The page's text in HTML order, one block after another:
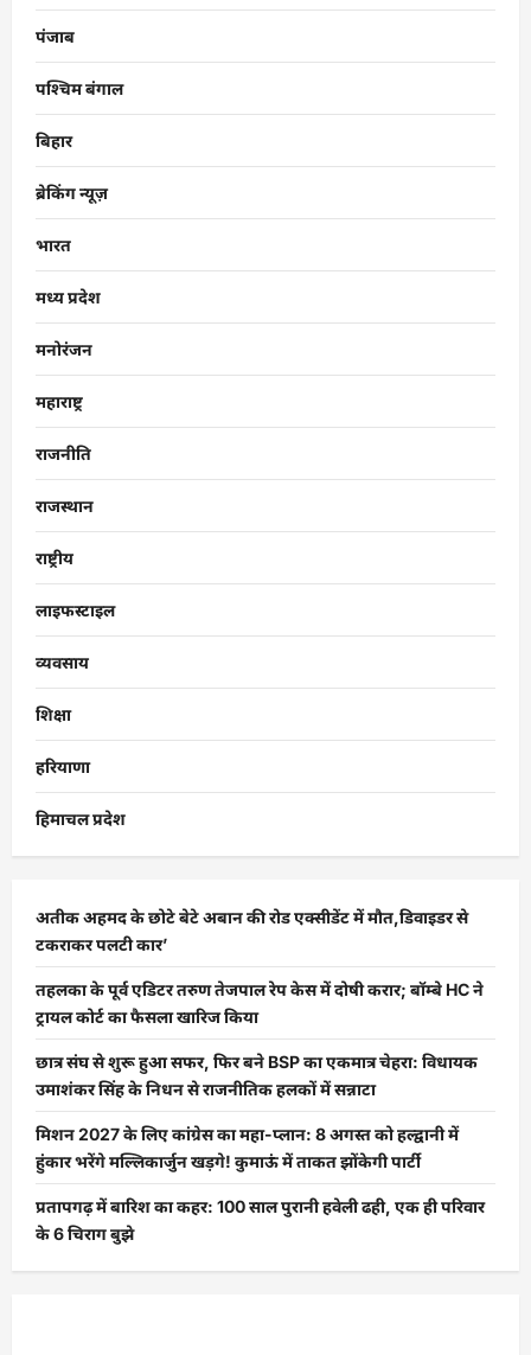
पंजाब
पश्चिम बंगाल
बिहार
ब्रेकिंग न्यूज़
भारत
मध्य प्रदेश
मनोरंजन
महाराष्ट्र
राजनीति
राजस्थान
राष्ट्रीय
लाइफस्टाइल
व्यवसाय
शिक्षा
हरियाणा
हिमाचल प्रदेश
अतीक अहमद के छोटे बेटे अबान की रोड एक्सीडेंट में मौत,डिवाइडर से
टकराकर पलटी कार’
तहलका के पूर्व एडिटर तरुण तेजपाल रेप केस में दोषी करार; बॉम्बे HC ने
ट्रायल कोर्ट का फैसला खारिज किया
छात्र संघ से शुरू हुआ सफर, फिर बने BSP का एकमात्र चेहरा: विधायक
उमाशंकर सिंह के निधन से राजनीतिक हलकों में सन्नाटा
मिशन 2027 के लिए कांग्रेस का महा-प्लान: 8 अगस्त को हल्द्वानी में
हुंकार भरेंगे मल्लिकार्जुन खड़गे! कुमाऊं में ताकत झोंकेगी पार्टी
प्रतापगढ़ में बारिश का कहर: 100 साल पुरानी हवेली ढही, एक ही परिवार
के 6 चिराग बुझे